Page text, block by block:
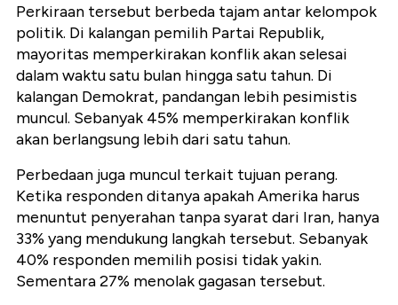
Perkiraan tersebut berbeda tajam antar kelompok
politik. Di kalangan pemilih Partai Republik,
mayoritas memperkirakan konflik akan selesai
dalam waktu satu bulan hingga satu tahun. Di
kalangan Demokrat, pandangan lebih pesimistis
muncul. Sebanyak 45% memperkirakan konflik
akan berlangsung lebih dari satu tahun.
Perbedaan juga muncul terkait tujuan perang.
Ketika responden ditanya apakah Amerika harus
menuntut penyerahan tanpa syarat dari Iran, hanya
33% yang mendukung langkah tersebut. Sebanyak
40% responden memilih posisi tidak yakin.
Sementara 27% menolak gagasan tersebut.